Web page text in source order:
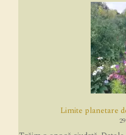
Limite planetare